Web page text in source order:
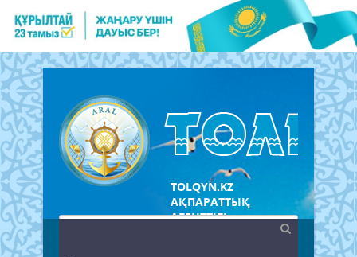
TOLQYN.KZ
АҚПАРАТТЫҚ
АГЕНТТІГІ